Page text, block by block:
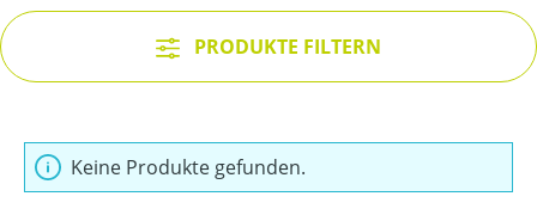
PRODUKTE FILTERN
Keine Produkte gefunden.